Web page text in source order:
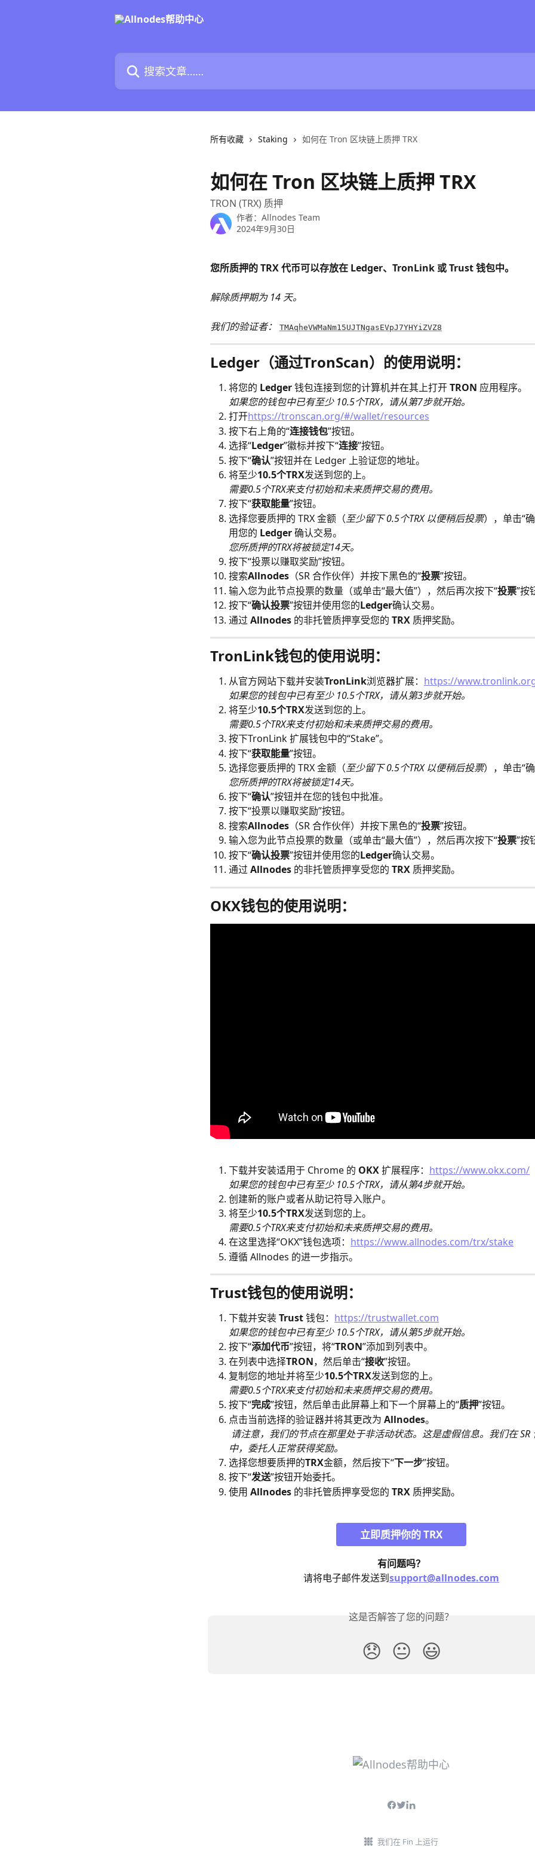
搜索文章……
所有收藏 Staking 如何在 Tron 区块链上质押 TRX
如何在 Tron 区块链上质押 TRX
TRON (TRX) 质押
作者： Allnodes Team
2024年9月30日
您所质押的 TRX 代币可以存放在 Ledger、TronLink 或 Trust 钱包中。
​解除质押期为 14 天。
我们的验证者： TMAqheVWMaNm15UJTNgasEVpJ7YHYiZVZ8
Ledger（通过TronScan）的使用说明：
将您的 Ledger 钱包连接到您的计算机并在其上打开 TRON 应用程序。
如果您的钱包中已有至少 10.5个TRX，请从第7步就开始。
打开https://tronscan.org/#/wallet/resources
按下右上角的“连接钱包”按钮。
选择“Ledger”徽标并按下“连接”按钮。
按下“确认”按钮并在 Ledger 上验证您的地址。
将至少10.5个TRX发送到您的上。
需要0.5个TRX来支付初始和未来质押交易的费用。
按下“获取能量”按钮。
选择您要质押的 TRX 金额（至少留下 0.5个TRX 以便稍后投票），单击“
用您的 Ledger 确认交易。
您所质押的TRX将被锁定14天。
按下“投票以赚取奖励”按钮。
搜索Allnodes （SR 合作伙伴）并按下黑色的“投票”按钮。
输入您为此节点投票的数量（或单击“最大值”），然后再次按下“投票”按
按下“确认投票”按钮并使用您的Ledger确认交易。
通过 Allnodes 的非托管质押享受您的 TRX 质押奖励。
TronLink钱包的使用说明：
从官方网站下载并安装TronLink浏览器扩展： https://
如果您的钱包中已有至少 10.5个TRX，请从第3步就开始。
将至少10.5个TRX发送到您的上。
需要0.5个TRX来支付初始和未来质押交易的费用。
按下TronLink 扩展钱包中的“Stake”。
按下“获取能量”按钮。
选择您要质押的 TRX 金额（至少留下 0.5个TRX 以便稍后投票），单击“
您所质押的TRX将被锁定14天。
按下“确认”按钮并在您的钱包中批准。
按下“投票以赚取奖励”按钮。
搜索Allnodes （SR 合作伙伴）并按下黑色的“投票”按钮。
输入您为此节点投票的数量（或单击“最大值”），然后再次按下“投票”按
按下“确认投票”按钮并使用您的Ledger确认交易。
通过 Allnodes 的非托管质押享受您的 TRX 质押奖励。
OKX钱包的使用说明：
下载并安装适用于 Chrome 的 OKX 扩展程序： https://www.okx.com/
如果您的钱包中已有至少 10.5个TRX，请从第4步就开始。
创建新的账户或者从助记符导入账户。
将至少10.5个TRX发送到您的上。
需要0.5个TRX来支付初始和未来质押交易的费用。
在这里选择“OKX”钱包选项： https://www.allnodes.com/trx/stake
遵循 Allnodes 的进一步指示。
Trust钱包的使用说明：
下载并安装 Trust 钱包： https://trustwallet.com
如果您的钱包中已有至少 10.5个TRX，请从第5步就开始。
按下“添加代币”按钮，将“TRON”添加到列表中。
在列表中选择TRON，然后单击“接收”按钮。
复制您的地址并将至少10.5个TRX发送到您的上。
需要0.5个TRX来支付初始和未来质押交易的费用。
按下“完成”按钮，然后单击此屏幕上和下一个屏幕上的“质押”按钮。
点击当前选择的验证器并将其更改为 Allnodes。
请注意，我们的节点在那里处于非活动状态。这是虚假信息。我们在 SR
中，委托人正常获得奖励。
选择您想要质押的TRX金额，然后按下“下一步”按钮。
按下“发送”按钮开始委托。
使用 Allnodes 的非托管质押享受您的 TRX 质押奖励。
立即质押你的 TRX
有问题吗？
请将电子邮件发送到support@allnodes.com
这是否解答了您的问题？
😞 😐 😃
我们在 Fin 上运行